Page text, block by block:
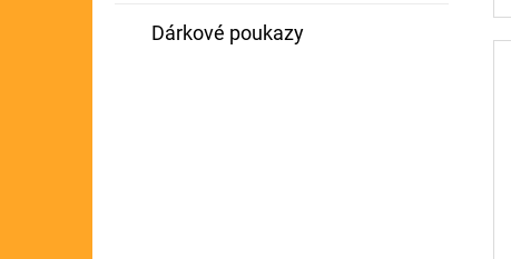
Dárkové poukazy